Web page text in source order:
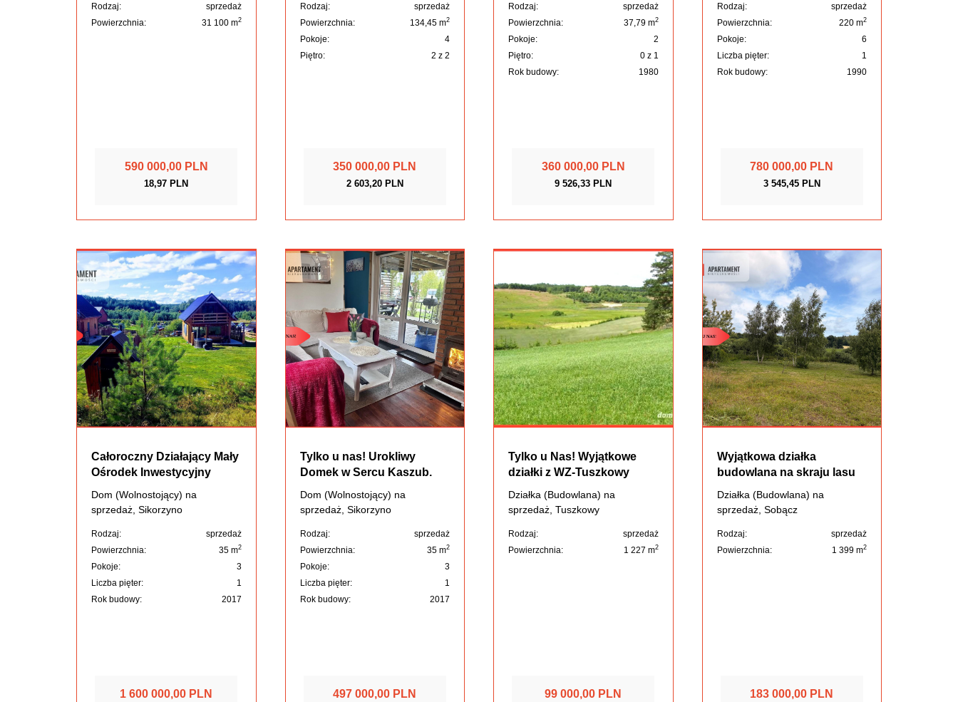
Rodzaj:
sprzedaż
Powierzchnia:
31 100 m2
590 000,00 PLN
18,97 PLN
Rodzaj:
sprzedaż
Powierzchnia:
134,45 m2
Pokoje:
4
Piętro:
2 z 2
350 000,00 PLN
2 603,20 PLN
Rodzaj:
sprzedaż
Powierzchnia:
37,79 m2
Pokoje:
2
Piętro:
0 z 1
Rok budowy:
1980
360 000,00 PLN
9 526,33 PLN
Rodzaj:
sprzedaż
Powierzchnia:
220 m2
Pokoje:
6
Liczba pięter:
1
Rok budowy:
1990
780 000,00 PLN
3 545,45 PLN
Całoroczny Działający Mały
Ośrodek Inwestycyjny
Dom (Wolnostojący) na
sprzedaż, Sikorzyno
Rodzaj:
sprzedaż
Powierzchnia:
35 m2
Pokoje:
3
Liczba pięter:
1
Rok budowy:
2017
1 600 000,00 PLN
Tylko u nas! Urokliwy
Domek w Sercu Kaszub.
Dom (Wolnostojący) na
sprzedaż, Sikorzyno
Rodzaj:
sprzedaż
Powierzchnia:
35 m2
Pokoje:
3
Liczba pięter:
1
Rok budowy:
2017
497 000,00 PLN
Tylko u Nas! Wyjątkowe
działki z WZ-Tuszkowy
Działka (Budowlana) na
sprzedaż, Tuszkowy
Rodzaj:
sprzedaż
Powierzchnia:
1 227 m2
99 000,00 PLN
Wyjątkowa działka
budowlana na skraju lasu
Działka (Budowlana) na
sprzedaż, Sobącz
Rodzaj:
sprzedaż
Powierzchnia:
1 399 m2
183 000,00 PLN